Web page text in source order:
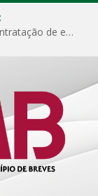
DISPENSA DE LICITAÇÃO Nº 003/2026 ( Contratação de empresa para fornecimento de gêneros alimentícios não perecíveis, materiais de expediente, descartáveis, copa e cozinha, para análise e posterior publicação.)